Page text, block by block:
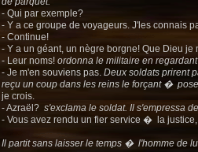
- Qui par exemple?
- Y a ce groupe de voyageurs. J'les connais
- Continue!
- Y a un géant, un nègre borgne! Que Dieu je
- Leur noms! ordonna le militaire en
- Je m'en souviens pas. Deux soldats prirent
reçu un coup dans les reins le forçant �
je crois.
- Azraël? s'exclama le soldat. Il s'empressa
- Vous avez rendu un fier service � la
Il partit sans laisser le temps � l'homme de